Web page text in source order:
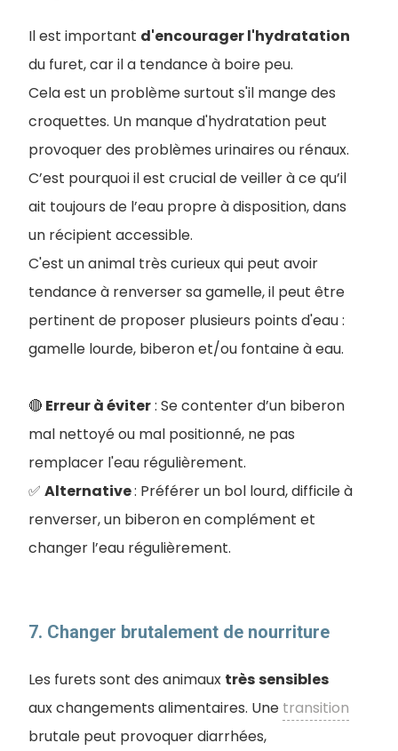
Il est important d'encourager l'hydratation
du furet, car il a tendance à boire peu.
Cela est un problème surtout s'il mange des
croquettes. Un manque d'hydratation peut
provoquer des problèmes urinaires ou rénaux.
C’est pourquoi il est crucial de veiller à ce qu’il
ait toujours de l’eau propre à disposition, dans
un récipient accessible.
C'est un animal très curieux qui peut avoir
tendance à renverser sa gamelle, il peut être
pertinent de proposer plusieurs points d'eau :
gamelle lourde, biberon et/ou fontaine à eau.
🔴 Erreur à éviter: Se contenter d’un biberon
mal nettoyé ou mal positionné, ne pas
remplacer l'eau régulièrement.
✅ Alternative: Préférer un bol lourd, difficile à
renverser, un biberon en complément et
changer l’eau régulièrement.
7. Changer brutalement de nourriture
Les furets sont des animaux trèssensibles
aux changements alimentaires. Une transition
brutale peut provoquer diarrhées,